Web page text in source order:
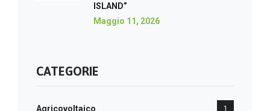
ISLAND”
Maggio 11, 2026
CATEGORIE
Agricovoltaico 1